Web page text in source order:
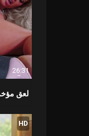
26:31
لعق
HD